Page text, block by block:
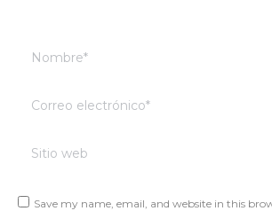
Nombre *
Correo electrónico *
Sitio web
Save my name, email, and website in this